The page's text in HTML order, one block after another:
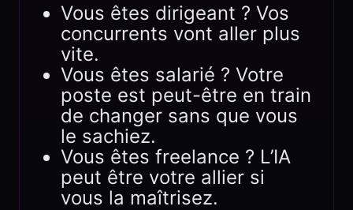
Vous êtes dirigeant ? Vos
concurrents vont aller plus
vite.
Vous êtes salarié ? Votre
poste est peut-être en train
de changer sans que vous
le sachiez.
Vous êtes freelance ? L’IA
peut être votre allier si
vous la maîtrisez.